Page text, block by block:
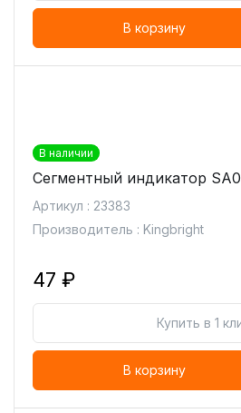
В корзину
В наличии
Сегментный индикатор
Артикул : 23383
Производитель : Kingbright
47 ₽
Купить в 1
В корзину